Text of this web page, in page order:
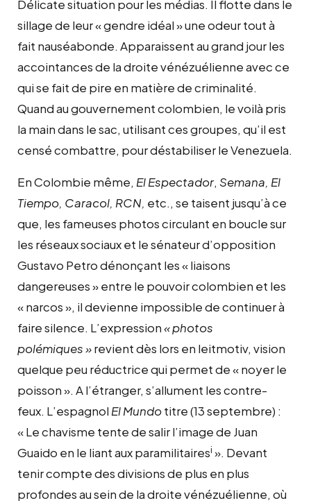
Délicate situation pour les médias. Il flotte dans le
sillage de leur « gendre idéal » une odeur tout à
fait nauséabonde. Apparaissent au grand jour les
accointances de la droite vénézuélienne avec ce
qui se fait de pire en matière de criminalité.
Quand au gouvernement colombien, le voilà pris
la main dans le sac, utilisant ces groupes, qu’il est
censé combattre, pour déstabiliser le Venezuela.
En Colombie même, El Espectador, Semana, El
Tiempo, Caracol, RCN, etc., se taisent jusqu’à ce
que, les fameuses photos circulant en boucle sur
les réseaux sociaux et le sénateur d’opposition
Gustavo Petro dénonçant les « liaisons
dangereuses » entre le pouvoir colombien et les
« narcos », il devienne impossible de continuer à
faire silence. L’expression« photos
polémiques »revient dès lors en leitmotiv, vision
quelque peu réductrice qui permet de « noyer le
poisson ». A l’étranger, s’allument les contre-
feux. L’espagnol El Mundotitre (13 septembre) :
« Le chavisme tente de salir l’image de Juan
Guaido en le liant aux paramilitairesi ». Devant
tenir compte des divisions de plus en plus
profondes au sein de la droite vénézuélienne, où